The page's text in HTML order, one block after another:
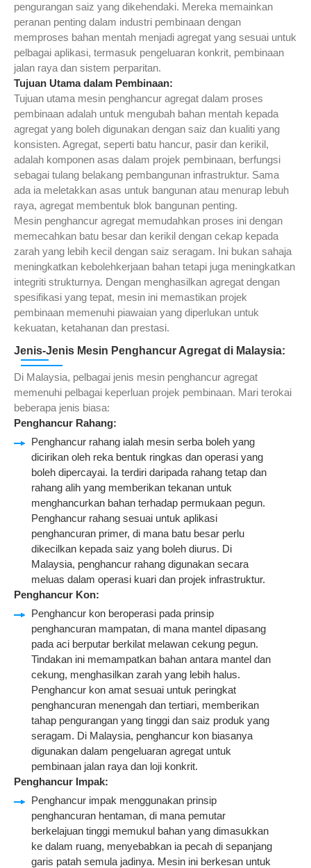
pengurangan saiz yang dikehendaki. Mereka memainkan
peranan penting dalam industri pembinaan dengan
memproses bahan mentah menjadi agregat yang sesuai untuk
pelbagai aplikasi, termasuk pengeluaran konkrit, pembinaan
jalan raya dan sistem perparitan.
Tujuan Utama dalam Pembinaan:
Tujuan utama mesin penghancur agregat dalam proses
pembinaan adalah untuk mengubah bahan mentah kepada
agregat yang boleh digunakan dengan saiz dan kualiti yang
konsisten. Agregat, seperti batu hancur, pasir dan kerikil,
adalah komponen asas dalam projek pembinaan, berfungsi
sebagai tulang belakang pembangunan infrastruktur. Sama
ada ia meletakkan asas untuk bangunan atau menurap lebuh
raya, agregat membentuk blok bangunan penting.
Mesin penghancur agregat memudahkan proses ini dengan
memecahkan batu besar dan kerikil dengan cekap kepada
zarah yang lebih kecil dengan saiz seragam. Ini bukan sahaja
meningkatkan kebolehkerjaan bahan tetapi juga meningkatkan
integriti strukturnya. Dengan menghasilkan agregat dengan
spesifikasi yang tepat, mesin ini memastikan projek
pembinaan memenuhi piawaian yang diperlukan untuk
kekuatan, ketahanan dan prestasi.
Jenis-Jenis Mesin Penghancur Agregat di Malaysia:
Di Malaysia, pelbagai jenis mesin penghancur agregat
memenuhi pelbagai keperluan projek pembinaan. Mari terokai
beberapa jenis biasa:
Penghancur Rahang:
Penghancur rahang ialah mesin serba boleh yang
dicirikan oleh reka bentuk ringkas dan operasi yang
boleh dipercayai. Ia terdiri daripada rahang tetap dan
rahang alih yang memberikan tekanan untuk
menghancurkan bahan terhadap permukaan pegun.
Penghancur rahang sesuai untuk aplikasi
penghancuran primer, di mana batu besar perlu
dikecilkan kepada saiz yang boleh diurus. Di
Malaysia, penghancur rahang digunakan secara
meluas dalam operasi kuari dan projek infrastruktur.
Penghancur Kon:
Penghancur kon beroperasi pada prinsip
penghancuran mampatan, di mana mantel dipasang
pada aci berputar berkilat melawan cekung pegun.
Tindakan ini memampatkan bahan antara mantel dan
cekung, menghasilkan zarah yang lebih halus.
Penghancur kon amat sesuai untuk peringkat
penghancuran menengah dan tertiari, memberikan
tahap pengurangan yang tinggi dan saiz produk yang
seragam. Di Malaysia, penghancur kon biasanya
digunakan dalam pengeluaran agregat untuk
pembinaan jalan raya dan loji konkrit.
Penghancur Impak:
Penghancur impak menggunakan prinsip
penghancuran hentaman, di mana pemutar
berkelajuan tinggi memukul bahan yang dimasukkan
ke dalam ruang, menyebabkan ia pecah di sepanjang
garis patah semula jadinya. Mesin ini berkesan untuk